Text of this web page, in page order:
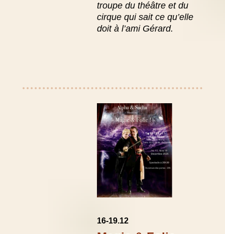
troupe du théâtre et du
cirque qui sait ce qu’elle
doit à l’ami Gérard.
16-19.12